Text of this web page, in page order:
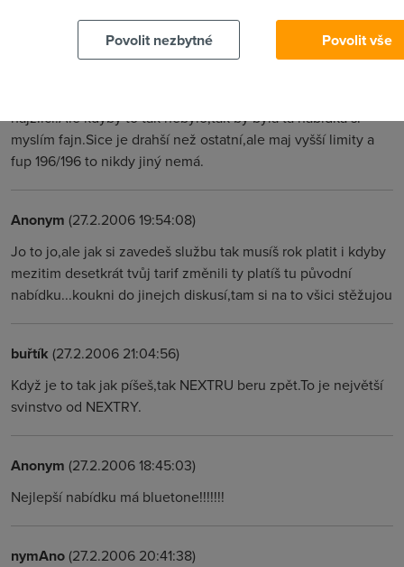
(27.2.2006 19:52:10)
hajzlíci.Ale kdyby to tak nebylo,tak by byla ta nabídka si
myslím fajn.Sice je drahší než ostatní,ale maj vyšší limity a
fup 196/196 to nikdy jiný nemá.
Anonym (27.2.2006 19:54:08)
Jo to jo,ale jak si zavedeš službu tak musíš rok platit i kdyby
mezitim desetkrát tvůj tarif změnili ty platíš tu původní
nabídku...koukni do jinejch diskusí,tam si na to všici stěžujou
buřtík (27.2.2006 21:04:56)
Když je to tak jak píšeš,tak NEXTRU beru zpět.To je největší
svinstvo od NEXTRY.
Anonym (27.2.2006 18:45:03)
Nejlepší nabídku má bluetone!!!!!!!
nymAno(27.2.2006 20:41:38)
Povolit nezbytné Povolit vše